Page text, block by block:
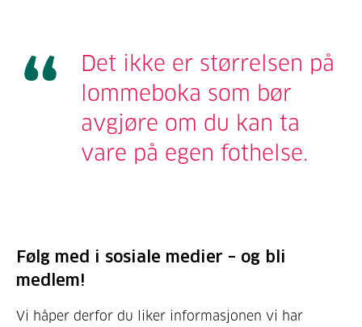
Det ikke er størrelsen på
lommeboka som bør
avgjøre om du kan ta
vare på egen fothelse.
Følg med i sosiale medier – og bli
medlem!
Vi håper derfor du liker informasjonen vi har